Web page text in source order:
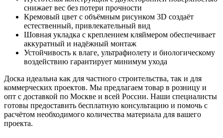
снижает вес без потери прочности
Кремовый цвет с объёмным рисунком 3D создаёт
естественный, привлекательный вид
Шовная укладка с креплением кляймером обеспечивает
аккуратный и надёжный монтаж
Устойчивость к влаге, ультрафиолету и биологическому
воздействию гарантирует минимум ухода
Доска идеальна как для частного строительства, так и для
коммерческих проектов. Мы предлагаем товар в розницу и
опт с доставкой по Москве и всей России. Наши специалисты
готовы предоставить бесплатную консультацию и помочь с
расчётом необходимого количества материала для вашего
проекта.